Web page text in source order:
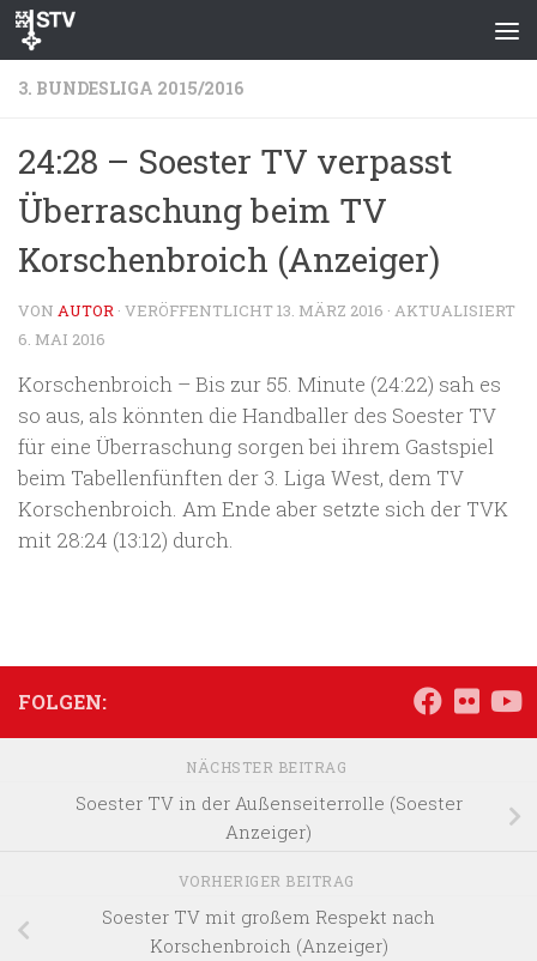
Zum Inhalt springen
3. BUNDESLIGA 2015/2016
24:28 – Soester TV verpasst
Überraschung beim TV
Korschenbroich (Anzeiger)
VON AUTOR · VERÖFFENTLICHT13. MÄRZ 2016 · AKTUALISIERT
6. MAI 2016
Korschenbroich – Bis zur 55. Minute (24:22) sah es
so aus, als könnten die Handballer des Soester TV
für eine Überraschung sorgen bei ihrem Gastspiel
beim Tabellenfünften der 3. Liga West, dem TV
Korschenbroich. Am Ende aber setzte sich der TVK
mit 28:24 (13:12) durch.
FOLGEN:
NÄCHSTER BEITRAG
Soester TV in der Außenseiterrolle (Soester
Anzeiger)
VORHERIGER BEITRAG
Soester TV mit großem Respekt nach
Korschenbroich (Anzeiger)